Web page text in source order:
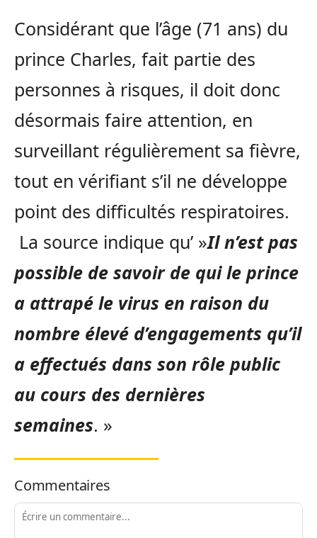
Considérant que l’âge (71 ans) du
prince Charles, fait partie des
personnes à risques, il doit donc
désormais faire attention, en
surveillant régulièrement sa fièvre,
tout en vérifiant s’il ne développe
point des difficultés respiratoires.
La source indique qu’ »Il n’est pas
possible de savoir de qui le prince
a attrapé le virus en raison du
nombre élevé d’engagements qu’il
a effectués dans son rôle public
au cours des dernières
semaines. »
Commentaires